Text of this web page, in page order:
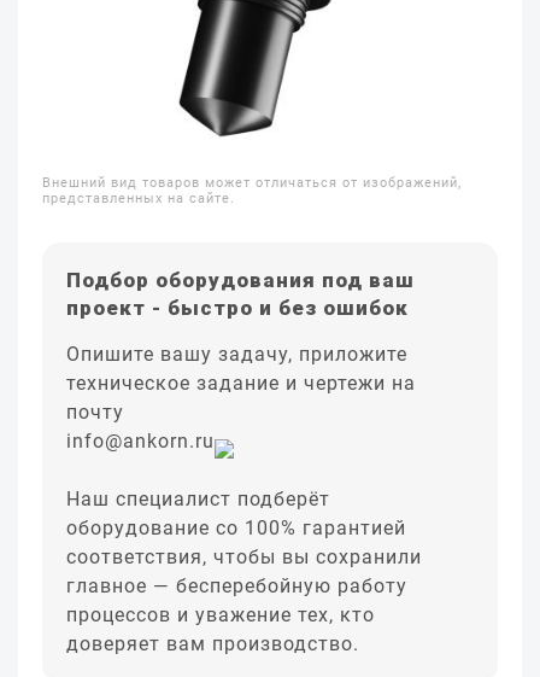
Внешний вид товаров может отличаться от изображений,
представленных на сайте.
Подбор оборудования под ваш
проект - быстро и без ошибок
Опишите вашу задачу, приложите
техническое задание и чертежи на
почту
info@ankorn.ru
Наш специалист подберёт
оборудование со 100% гарантией
соответствия, чтобы вы сохранили
главное — бесперебойную работу
процессов и уважение тех, кто
доверяет вам производство.